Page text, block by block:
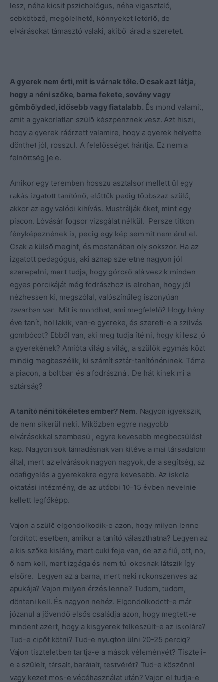
lesz, néha kicsit pszichológus, néha vigasztaló,
sebkötöző, megölelhető, könnyeket letörlő, de
elvárásokat támasztó valaki, akiből árad a szeretet.
A gyerek nem érti, mit is várnak tőle. Ő csak azt látja,
hogy a néni szőke, barna fekete, sovány vagy
gömbölyded, idősebb vagy fiatalabb. És mond valamit,
amit a gyakorlatlan szülő készpénznek vesz. Azt hiszi,
hogy a gyerek ráérzett valamire, hogy a gyerek helyette
dönthet jól, rosszul. A felelősséget hárítja. Ez nem a
felnőttség jele.
Amikor egy teremben hosszú asztalsor mellett ül egy
rakás izgatott tanítónő, előttük pedig többszáz szülő,
akkor az egy valódi kihívás. Mustrálják őket, mint egy
piacon. Lóvásár fogsor vizsgálat nélkül. Persze titkon
fényképeznének is, pedig egy kép semmit nem árul el.
Csak a külső megint, és mostanában oly sokszor. Ha az
izgatott pedagógus, aki aznap szeretne nagyon jól
szerepelni, mert tudja, hogy górcső alá veszik minden
egyes porcikáját még fodrászhoz is elrohan, hogy jól
nézhessen ki, megszólal, valószínűleg iszonyúan
zavarban van. Mit is mondhat, ami megfelelő? Hogy hány
éve tanít, hol lakik, van-e gyereke, és szereti-e a szilvás
gombócot? Ebből van, aki meg tudja ítélni, hogy ki lesz jó
a gyerekének? Amióta világ a világ, a szülők egymás közt
mindig megbeszélik, ki számít sztár-tanítónéninek. Téma
a piacon, a boltban és a fodrásznál. De hát kinek mi a
sztárság?
A tanító néni tökéletes ember? Nem. Nagyon igyekszik,
de nem sikerül neki. Miközben egyre nagyobb
elvárásokkal szembesül, egyre kevesebb megbecsülést
kap. Nagyon sok támadásnak van kitéve a mai társadalom
által, mert az elvárások nagyon nagyok, de a segítség, az
odafigyelés a gyerekekre egyre kevesebb. Az iskola
oktatási intézmény, de az utóbbi 10-15 évben nevelnie
kellett legfőképp.
Vajon a szülő elgondolkodik-e azon, hogy milyen lenne
fordított esetben, amikor a tanító választhatna? Legyen az
a kis szőke kislány, mert cuki feje van, de az a fiú, ott, no,
ő nem kell, mert izgága és nem túl okosnak látszik így
elsőre. Legyen az a barna, mert neki rokonszenves az
apukája? Vajon milyen érzés lenne? Tudom, tudom,
dönteni kell. És nagyon nehéz. Elgondolkodott-e már
józanul a jövendő elsős családja azon, hogy megtett-e
mindent azért, hogy a kisgyerek felkészült-e az iskolára?
Tud-e cipőt kötni? Tud-e nyugton ülni 20-25 percig?
Vajon tiszteletben tartja-e a mások véleményét? Tiszteli-
e a szüleit, társait, barátait, testvérét? Tud-e köszönni
vagy kezet mos-e vécéhasználat után? Vajon el tudja-e